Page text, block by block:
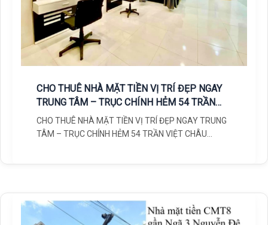
CHO THUÊ NHÀ MẶT TIỀN VỊ TRÍ ĐẸP NGAY
TRUNG TÂM – TRỤC CHÍNH HẺM 54 TRẦN
VIỆT CHÂU
CHO THUÊ NHÀ MẶT TIỀN VỊ TRÍ ĐẸP NGAY TRUNG
TÂM – TRỤC CHÍNH HẺM 54 TRẦN VIỆT CHÂU